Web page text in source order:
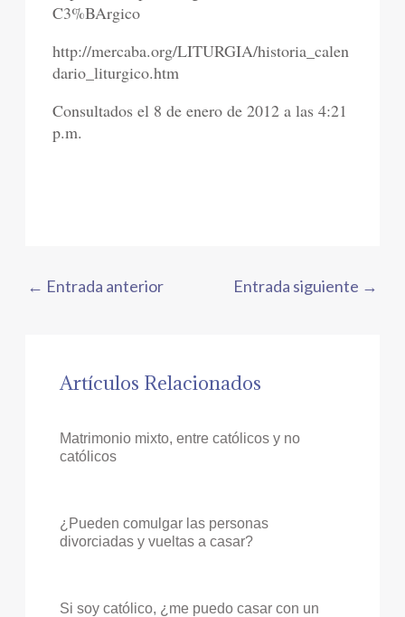
C3%BArgico
http://mercaba.org/LITURGIA/historia_calen
dario_liturgico.htm
Consultados el 8 de enero de 2012 a las 4:21
p.m.
← Entrada anterior Entrada siguiente →
Artículos Relacionados
Matrimonio mixto, entre católicos y no
católicos
¿Pueden comulgar las personas
divorciadas y vueltas a casar?
Si soy católico, ¿me puedo casar con un